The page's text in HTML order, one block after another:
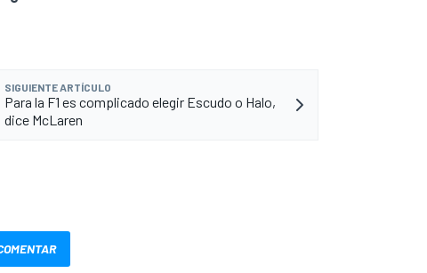
SIGUIENTE ARTÍCULO
Para la F1 es complicado elegir Escudo o Halo,
dice McLaren